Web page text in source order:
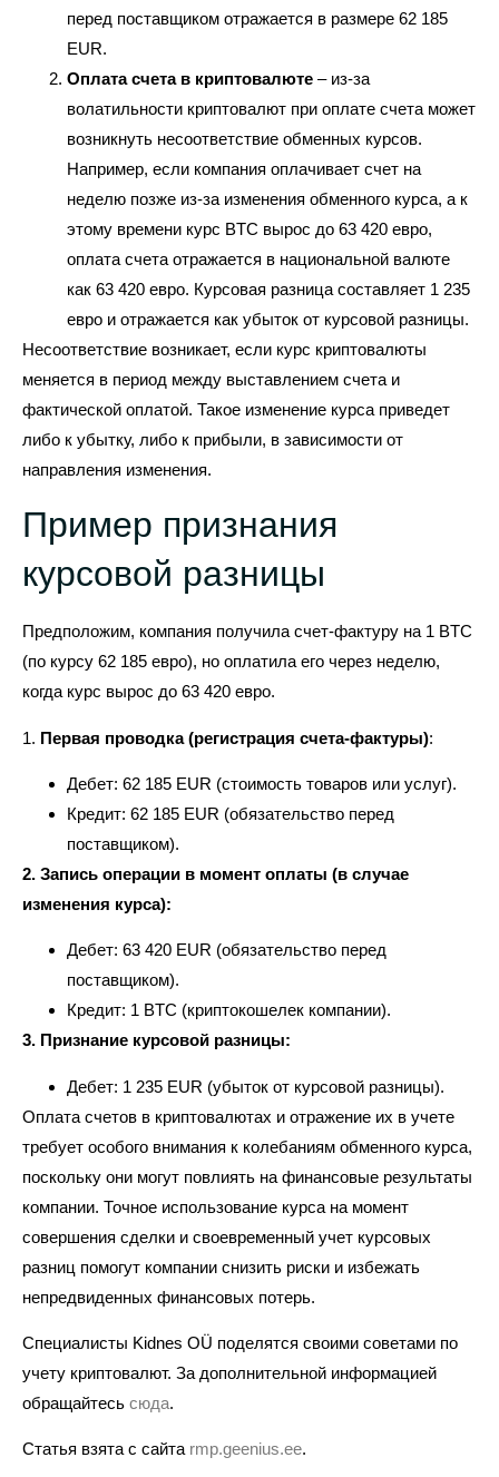
перед поставщиком отражается в размере 62 185
EUR.
Оплата счета в криптовалюте – из-за
волатильности криптовалют при оплате счета может
возникнуть несоответствие обменных курсов.
Например, если компания оплачивает счет на
неделю позже из-за изменения обменного курса, а к
этому времени курс BTC вырос до 63 420 евро,
оплата счета отражается в национальной валюте
как 63 420 евро. Курсовая разница составляет 1 235
евро и отражается как убыток от курсовой разницы.
Несоответствие возникает, если курс криптовалюты
меняется в период между выставлением счета и
фактической оплатой. Такое изменение курса приведет
либо к убытку, либо к прибыли, в зависимости от
направления изменения.
Пример признания
курсовой разницы
Предположим, компания получила счет-фактуру на 1 BTC
(по курсу 62 185 евро), но оплатила его через неделю,
когда курс вырос до 63 420 евро.
1. Первая проводка (регистрация счета-фактуры):
Дебет: 62 185 EUR (стоимость товаров или услуг).
Кредит: 62 185 EUR (обязательство перед
поставщиком).
2. Запись операции в момент оплаты (в случае
изменения курса):
Дебет: 63 420 EUR (обязательство перед
поставщиком).
Кредит: 1 BTC (криптокошелек компании).
3. Признание курсовой разницы:
Дебет: 1 235 EUR (убыток от курсовой разницы).
Оплата счетов в криптовалютах и отражение их в учете
требует особого внимания к колебаниям обменного курса,
поскольку они могут повлиять на финансовые результаты
компании. Точное использование курса на момент
совершения сделки и своевременный учет курсовых
разниц помогут компании снизить риски и избежать
непредвиденных финансовых потерь.
Специалисты Kidnes OÜ поделятся своими советами по
учету криптовалют. За дополнительной информацией
обращайтесь сюда.
Статья взята с сайта rmp.geenius.ee.